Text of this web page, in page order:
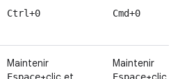
Ctrl+0 Cmd+0
Maintenir Maintenir